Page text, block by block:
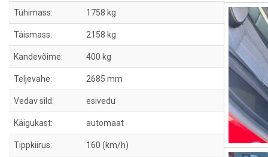
Tühimass: 1758 kg
Täismass: 2158 kg
Kandevõime: 400 kg
Teljevahe: 2685 mm
Vedav sild: esivedu
Käigukast: automaat
Tippkiirus: 160 (km/h)